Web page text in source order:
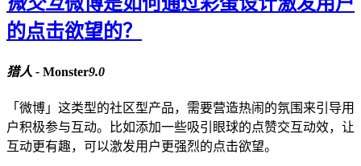
的点击欲望的？
猎人 - Monster9.0
「微博」这类型的社区型产品，需要营造热闹的氛围来引导用
户积极参与互动。比如添加一些吸引眼球的点赞交互动效，让
互动更有趣，可以激发用户更强烈的点击欲望。